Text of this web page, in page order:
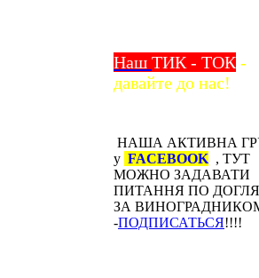
Наш ТИК - ТОК -
давайте до нас!
НАША АКТИВНА
у FACEBOOK, ТУТ
МОЖНО ЗАДАВАТИ
ПИТАННЯ ПО
ЗА
-ПОДПИСАТЬСЯ!!!!